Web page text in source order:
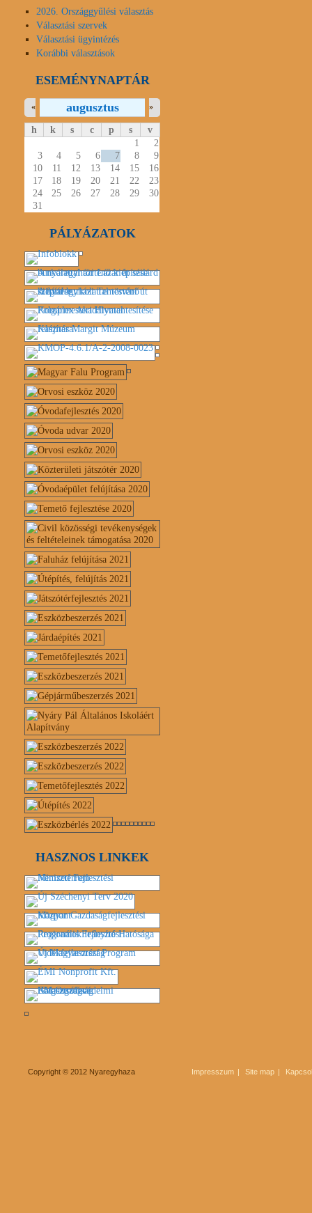
2026. Országgyűlési választás
Választási szervek
Választási ügyintézés
Korábbi választások
ESEMÉNYNAPTÁR
augusztus
« »
h k s c p s
v
1
2
3
4 5 6 7 8
9
10
11 12 13 14 15
16
17
18 19 20 21 22
23
24
25 26 27 28 29
30
31
PÁLYÁZATOK
HASZNOS LINKEK
Copyright © 2012 Nyaregyhaza Impresszum Site map